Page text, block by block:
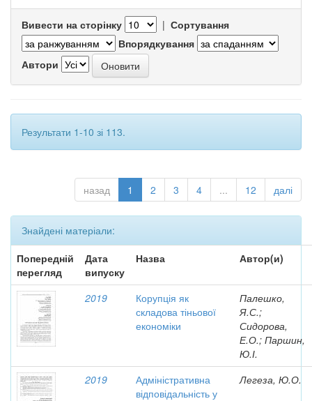
Вивести на сторінку | Сортування
Впорядкування
Автори
Результати 1-10 зі 113.
назад 1 2 3 4 ... 12 далі
Знайдені матеріали:
Попередній
перегляд
Дата
випуску
Назва Автор(и)
2019
Корупція як
складова тіньової
економіки
Палешко,
Я.С.;
Сидорова,
Е.О.; Паршин,
Ю.І.
2019
Адміністративна
відповідальність у
Легеза, Ю.О.